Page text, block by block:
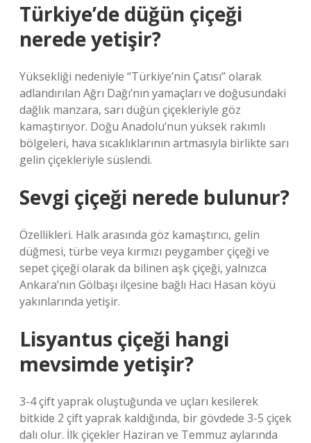
Türkiye’de düğün çiçeği
nerede yetişir?
Yüksekliği nedeniyle “Türkiye’nin Çatısı” olarak
adlandırılan Ağrı Dağı’nın yamaçları ve doğusundaki
dağlık manzara, sarı düğün çiçekleriyle göz
kamaştırıyor. Doğu Anadolu’nun yüksek rakımlı
bölgeleri, hava sıcaklıklarının artmasıyla birlikte sarı
gelin çiçekleriyle süslendi.
Sevgi çiçeği nerede bulunur?
Özellikleri. Halk arasında göz kamaştırıcı, gelin
düğmesi, türbe veya kırmızı peygamber çiçeği ve
sepet çiçeği olarak da bilinen aşk çiçeği, yalnızca
Ankara’nın Gölbaşı ilçesine bağlı Hacı Hasan köyü
yakınlarında yetişir.
Lisyantus çiçeği hangi
mevsimde yetişir?
3-4 çift yaprak oluştuğunda ve uçları kesilerek
bitkide 2 çift yaprak kaldığında, bir gövdede 3-5 çiçek
dalı olur. İlk çiçekler Haziran ve Temmuz aylarında